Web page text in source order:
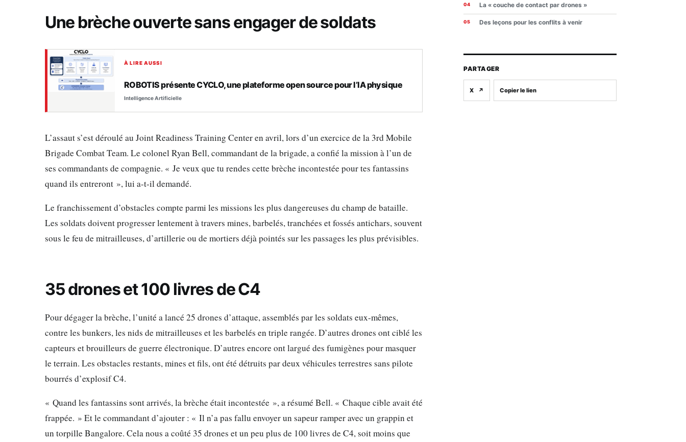
Une brèche ouverte sans engager de soldats
À LIRE AUSSI
ROBOTIS présente CYCLO, une plateforme open source pour l’IA physique
Intelligence Artificielle
L’assaut s’est déroulé au Joint Readiness Training Center en avril, lors d’un exercice de la 3rd Mobile
Brigade Combat Team. Le colonel Ryan Bell, commandant de la brigade, a confié la mission à l’un de
ses commandants de compagnie. « Je veux que tu rendes cette brèche incontestée pour tes fantassins
quand ils entreront », lui a-t-il demandé.
Le franchissement d’obstacles compte parmi les missions les plus dangereuses du champ de bataille.
Les soldats doivent progresser lentement à travers mines, barbelés, tranchées et fossés antichars, souvent
sous le feu de mitrailleuses, d’artillerie ou de mortiers déjà pointés sur les passages les plus prévisibles.
35 drones et 100 livres de C4
Pour dégager la brèche, l’unité a lancé 25 drones d’attaque, assemblés par les soldats eux-mêmes,
contre les bunkers, les nids de mitrailleuses et les barbelés en triple rangée. D’autres drones ont ciblé les
capteurs et brouilleurs de guerre électronique. D’autres encore ont largué des fumigènes pour masquer
le terrain. Les obstacles restants, mines et fils, ont été détruits par deux véhicules terrestres sans pilote
bourrés d’explosif C4.
« Quand les fantassins sont arrivés, la brèche était incontestée », a résumé Bell. « Chaque cible avait été
frappée. » Et le commandant d’ajouter : « Il n’a pas fallu envoyer un sapeur ramper avec un grappin et
un torpille Bangalore. Cela nous a coûté 35 drones et un peu plus de 100 livres de C4, soit moins que
La « couche de contact par drones »
Des leçons pour les conflits à venir
PARTAGER
X ↗ Copier le lien